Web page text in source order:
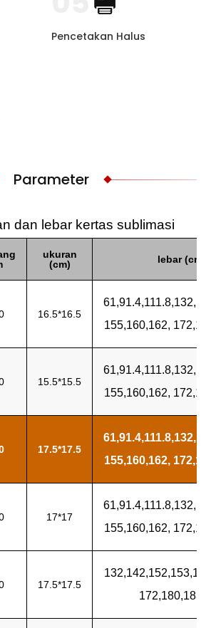
Pencetakan Halus
Parameter
dan lebar kertas sublimasi
ukuran
(cm)
lebar (cm)
16.5*16.5
155,160,162,
15.5*15.5
155,160,162,
17.5*17.5
155,160,162,
17*17
155,160,162,
17.5*17.5
132,142,152,153,